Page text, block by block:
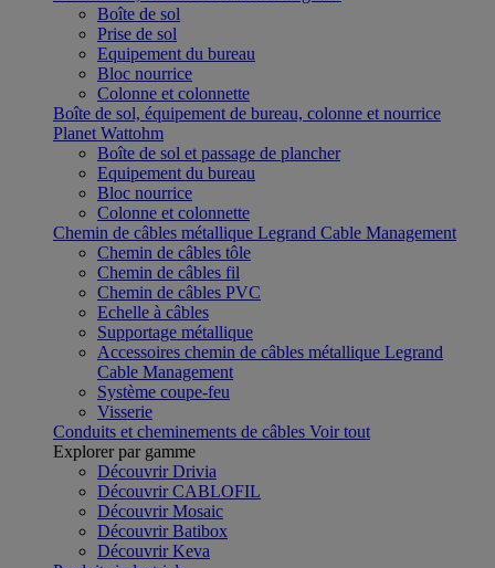
Boîte de sol
Prise de sol
Equipement du bureau
Bloc nourrice
Colonne et colonnette
Boîte de sol, équipement de bureau, colonne et nourrice
Planet Wattohm
Boîte de sol et passage de plancher
Equipement du bureau
Bloc nourrice
Colonne et colonnette
Chemin de câbles métallique Legrand Cable Management
Chemin de câbles tôle
Chemin de câbles fil
Chemin de câbles PVC
Echelle à câbles
Supportage métallique
Accessoires chemin de câbles métallique Legrand
Cable Management
Système coupe-feu
Visserie
Conduits et cheminements de câbles Voir tout
Explorer par gamme
Découvrir Drivia
Découvrir CABLOFIL
Découvrir Mosaic
Découvrir Batibox
Découvrir Keva